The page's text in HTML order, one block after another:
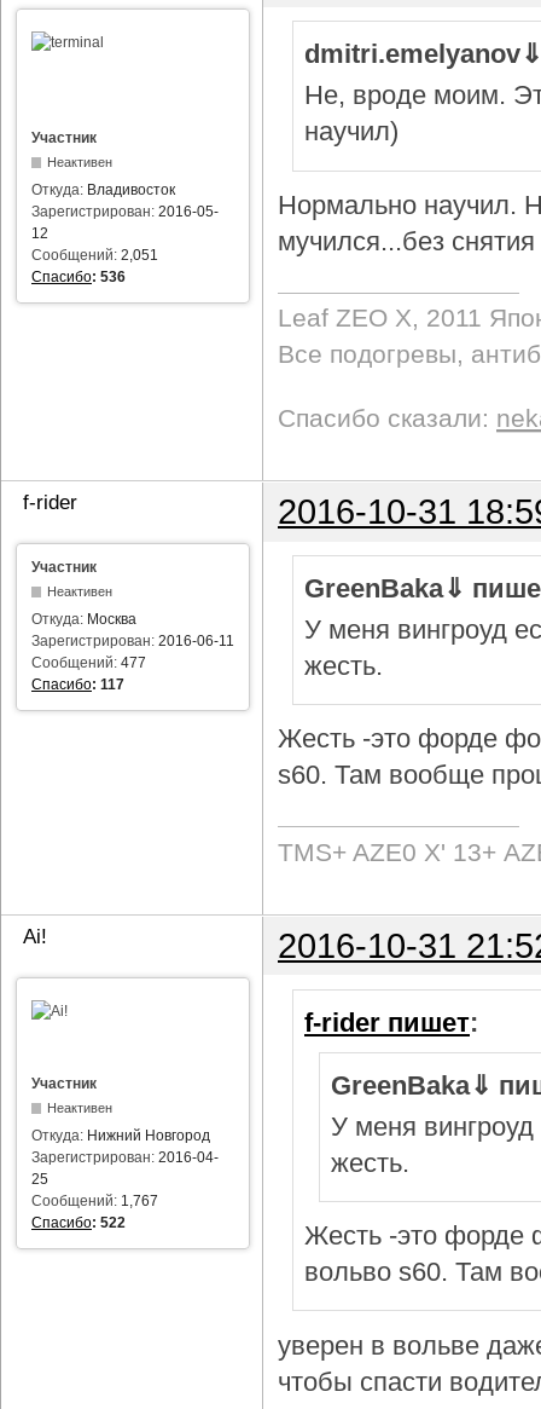
Участник
Неактивен
Откуда: Владивосток
Зарегистрирован: 2016-05-
12
Сообщений: 2,051
Спасибо: 536
Не, вроде моим.
научил)
Нормально научил.
мучился...без снятия
Leaf ZEO Х, 2011
Все подогревы,
Спасибо сказали:
f-rider 2016-10-31
Участник
Неактивен
Откуда: Москва
Зарегистрирован: 2016-06-11
Сообщений: 477
Спасибо: 117
GreenBaka⇓
У меня вингроуд
жесть.
Жесть -это форде
s60. Там вообще
TMS+ AZE0 Х' 13+
Ai! 2016-10-31
Участник
Неактивен
Откуда: Нижний Новгород
Зарегистрирован: 2016-04-
25
Сообщений: 1,767
Спасибо: 522
f-rider пишет:
GreenBaka⇓
У меня вингроуд
жесть.
Жесть -это форде
вольво s60. Там
уверен в вольве
чтобы спасти